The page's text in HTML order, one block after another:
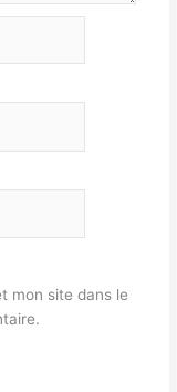
mon site dans le